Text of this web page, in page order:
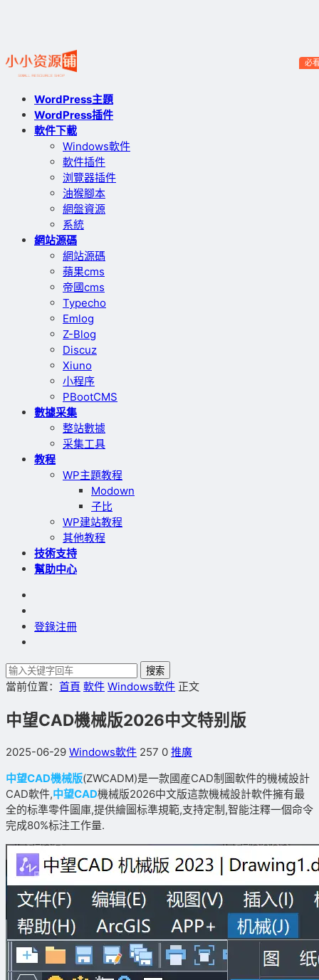
WordPress主題
WordPress插件
軟件下載
Windows軟件
軟件插件
浏覽器插件
油猴腳本
網盤資源
系統
網站源碼
網站源碼
蘋果cms
帝國cms
Typecho
Emlog
Z-Blog
Discuz
Xiuno
小程序
PBootCMS
數據采集
整站數據
采集工具
教程
WP主題教程
Modown
子比
WP建站教程
其他教程
技術支持
幫助中心
必
登錄注冊
搜索
當前位置： 首頁 軟件 Windows軟件 正文
中望CAD機械版2026中文特别版
2025-06-29 Windows軟件 257 0 推廣
中望CAD機械版(ZWCADM)是一款國産CAD制圖軟件的機械設計
CAD軟件,中望CAD機械版2026中文版這款機械設計軟件擁有最
全的标準零件圖庫,提供繪圖标準規範,支持定制,智能注釋一個命令
完成80%标注工作量.